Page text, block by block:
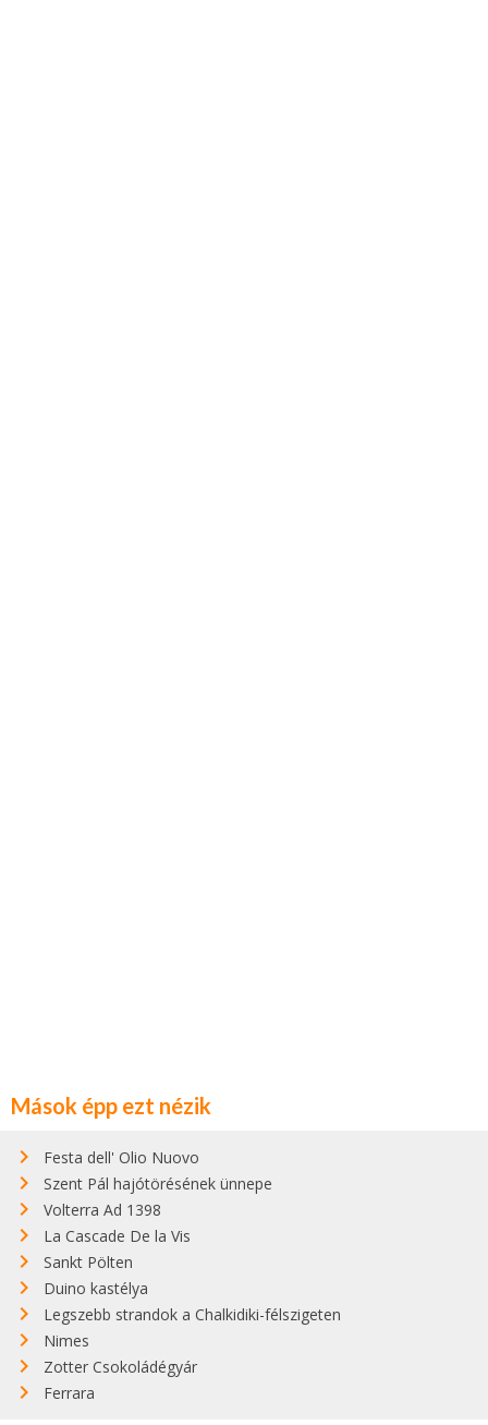
Mások épp ezt nézik
Festa dell' Olio Nuovo
Szent Pál hajótörésének ünnepe
Volterra Ad 1398
La Cascade De la Vis
Sankt Pölten
Duino kastélya
Legszebb strandok a Chalkidiki-félszigeten
Nimes
Zotter Csokoládégyár
Ferrara